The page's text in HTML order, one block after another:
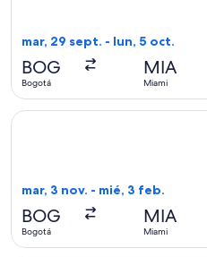
mar, 29 sept. - lun, 5 oct.
BOG
Bogotá
MIA
Miami
mar, 3 nov. - mié, 3 feb.
BOG
Bogotá
MIA
Miami
Seleccionar vuelo de Arajet,